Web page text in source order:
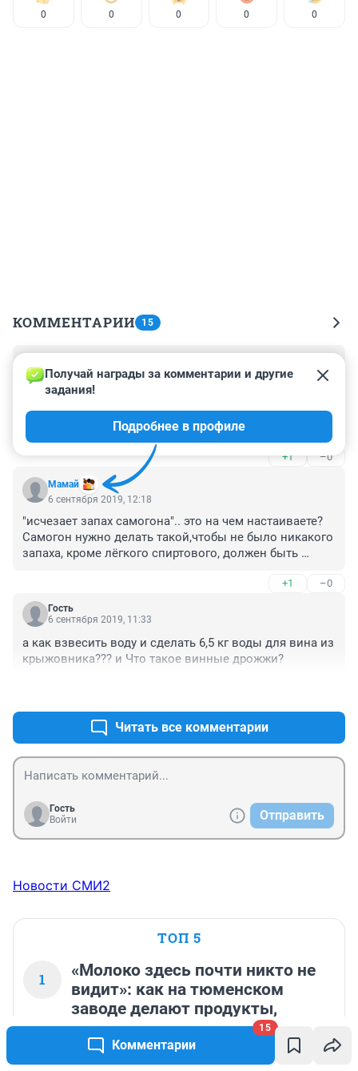
Комментарии
15
0 0 0 0 0
КОММЕНТАРИИ 15
7 сентября 2019, 08:04
Ерунду какую то пишете....настойка от слова
настояться, о когда...когда как душа тюменская она
горит всегда, всегда в огне и топлива требует.
+1 –0
Мамай
Получай награды за комментарии и другие
задания!
Подробнее в профиле
6 сентября 2019, 12:18
"исчезает запах самогона".. это на чем настаиваете?
Самогон нужно делать такой,чтобы не было никакого
запаха, кроме лёгкого спиртового, должен быть
как нектар . Закусывать-занюхивать не требует. И
утром башка не болит. На чем настаиваю- не скажу.
+1 –0
Гость
6 сентября 2019, 11:33
а как взвесить воду и сделать 6,5 кг воды для вина из
крыжовника??? и Что такое винные дрожжи?
Читать все комментарии
Гость
Войти
Отправить
Новости СМИ2
ТОП 5
1
«Молоко здесь почти никто не
видит»: как на тюменском
заводе делают продукты,
которые вы покупаете каждый
день